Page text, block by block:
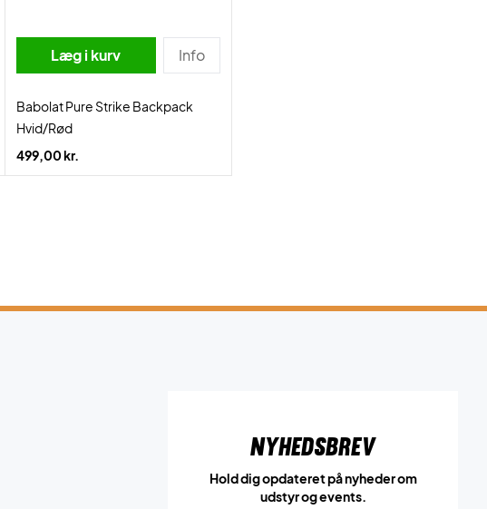
Læg i kurv Info
Babolat Pure Strike Backpack
Hvid/Rød
499,00 kr.
Nyhedsbrev
Hold dig opdateret på nyheder om
udstyr og events.